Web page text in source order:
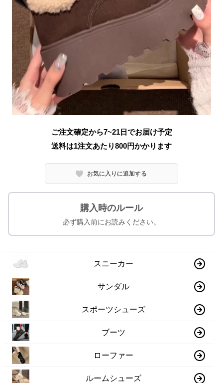
ご注文確定から7~21日でお届け予定
送料は1注文あたり800円かかります
お気に入りに追加する
購入時のルール
必ず購入前にお読みください。
スニーカー
サンダル
スポーツシューズ
ブーツ
ローファー
ルームシューズ